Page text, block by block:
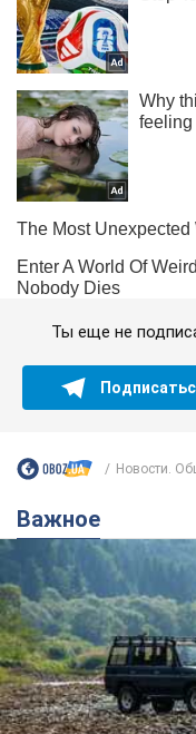
Ты еще не
Новости.
Важное